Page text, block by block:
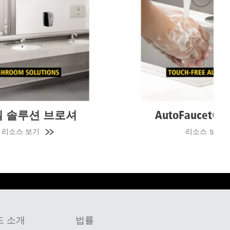
AutoFaucet® 브로셔
리소스 보기
비접촉
소개 법률